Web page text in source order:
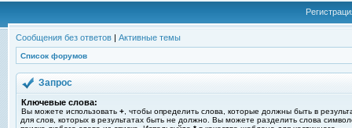
Сообщения без ответов | Активные темы
Список форумов
Запрос
Ключевые слова:
Вы можете использовать + , чтобы определить слова, которые должны быть в
для слов, которых в результатах быть не должно. Вы можете разделить слова